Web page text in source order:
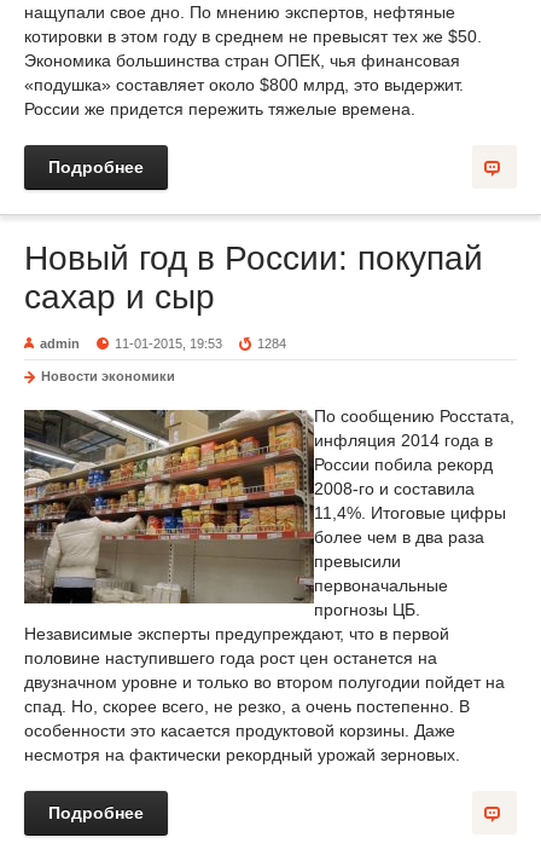
нащупали свое дно. По мнению экспертов, нефтяные
котировки в этом году в среднем не превысят тех же $50.
Экономика большинства стран ОПЕК, чья финансовая
«подушка» составляет около $800 млрд, это выдержит.
России же придется пережить тяжелые времена.
Подробнее
Новый год в России: покупай
сахар и сыр
admin 11-01-2015, 19:53 1284
Новости экономики
По сообщению Росстата,
инфляция 2014 года в
России побила рекорд
2008-го и составила
11,4%. Итоговые цифры
более чем в два раза
превысили
первоначальные
прогнозы ЦБ.
Независимые эксперты предупреждают, что в первой
половине наступившего года рост цен останется на
двузначном уровне и только во втором полугодии пойдет на
спад. Но, скорее всего, не резко, а очень постепенно. В
особенности это касается продуктовой корзины. Даже
несмотря на фактически рекордный урожай зерновых.
Подробнее